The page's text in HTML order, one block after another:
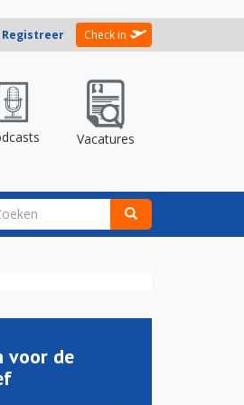
Registreer Check in
Vacatures
voor de